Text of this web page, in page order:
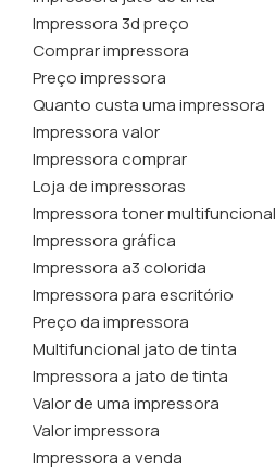
Impressora 3d preço
Comprar impressora
Preço impressora
Quanto custa uma impressora
Impressora valor
Impressora comprar
Loja de impressoras
Impressora toner multifuncional
Impressora gráfica
Impressora a3 colorida
Impressora para escritório
Preço da impressora
Multifuncional jato de tinta
Impressora a jato de tinta
Valor de uma impressora
Valor impressora
Impressora a venda